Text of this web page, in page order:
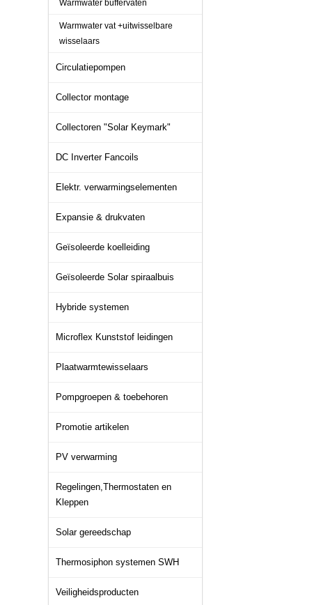
Warmwater buffervaten
Warmwater vat +uitwisselbare
wisselaars
Circulatiepompen
Collector montage
Collectoren "Solar Keymark"
DC Inverter Fancoils
Elektr. verwarmingselementen
Expansie & drukvaten
Geïsoleerde koelleiding
Geïsoleerde Solar spiraalbuis
Hybride systemen
Microflex Kunststof leidingen
Plaatwarmtewisselaars
Pompgroepen & toebehoren
Promotie artikelen
PV verwarming
Regelingen,Thermostaten en
Kleppen
Solar gereedschap
Thermosiphon systemen SWH
Veiligheidsproducten